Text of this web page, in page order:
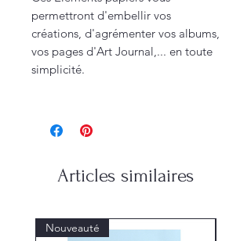
permettront d'embellir vos
créations, d'agrémenter vos albums,
vos pages d'Art Journal,... en toute
simplicité.
Articles similaires
Nouveauté